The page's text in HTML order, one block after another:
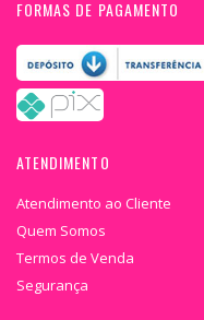
FORMAS DE PAGAMENTO
ATENDIMENTO
Atendimento ao Cliente
Quem Somos
Termos de Venda
Segurança